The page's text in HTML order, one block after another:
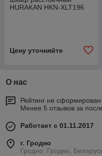
HURAKAN HKN-XLT196
Цену уточняйте
О нас
Рейтинг не сформирован
Менее 5 отзывов за
Работает с 01.11.2017
г. Гродно
Гродно, Гродно,